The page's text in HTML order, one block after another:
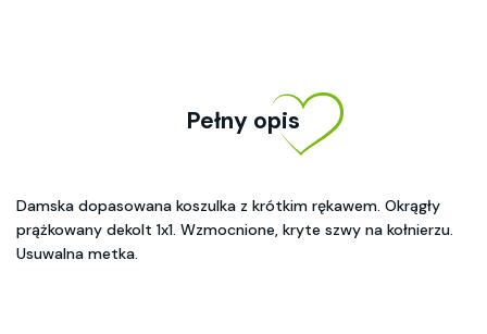
Pełny opis
Damska dopasowana koszulka z krótkim rękawem. Okrągły
prążkowany dekolt 1x1. Wzmocnione, kryte szwy na kołnierzu.
Usuwalna metka.